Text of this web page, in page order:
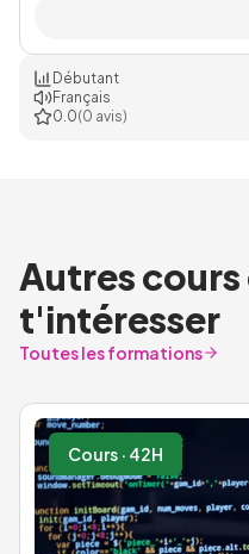
Débutant
Français
0.0(0 avis)
Autres
t'intéresser
Toutes les formations
Cours · 42H